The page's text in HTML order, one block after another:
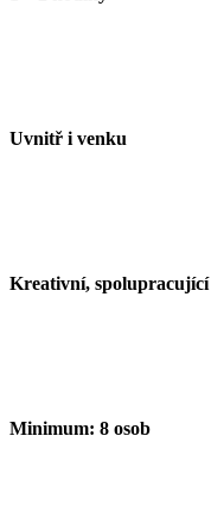
Uvnitř i venku
Kreativní, spolupracující
Minimum: 8 osob